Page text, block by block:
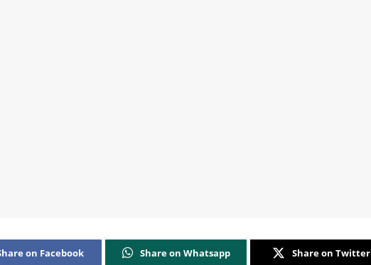
on Facebook Share on Whatsapp Share on Twitter